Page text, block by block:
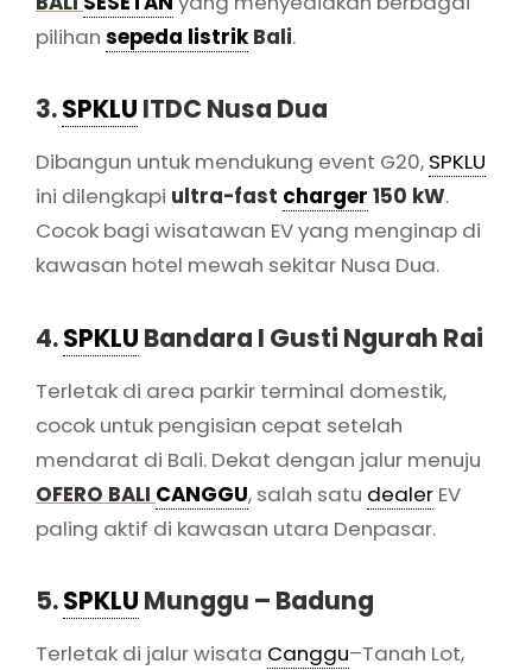
pilihan sepeda listrik Bali.
3.SPKLU ITDC Nusa Dua
Dibangun untuk mendukung event G20, SPKLU
ini dilengkapi ultra-fast charger 150 kW.
Cocok bagi wisatawan EV yang menginap di
kawasan hotel mewah sekitar Nusa Dua.
4.SPKLU Bandara I Gusti Ngurah Rai
Terletak di area parkir terminal domestik,
cocok untuk pengisian cepat setelah
mendarat di Bali. Dekat dengan jalur menuju
OFERO BALI CANGGU, salah satu dealer EV
paling aktif di kawasan utara Denpasar.
5.SPKLU Munggu – Badung
Terletak di jalur wisata Canggu–Tanah Lot,